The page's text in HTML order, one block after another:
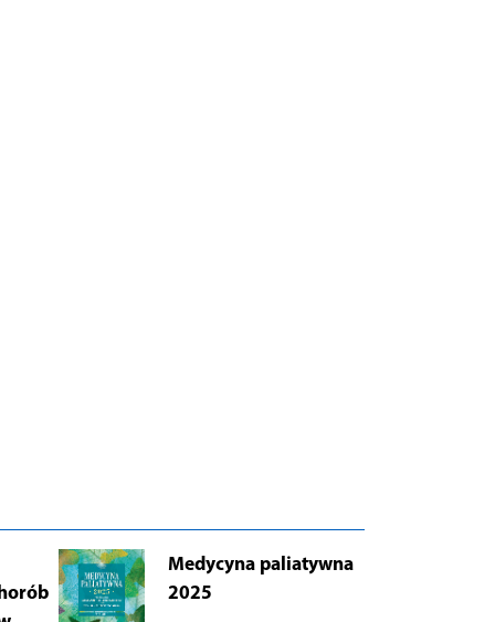
Medycyna paliatywna
2025